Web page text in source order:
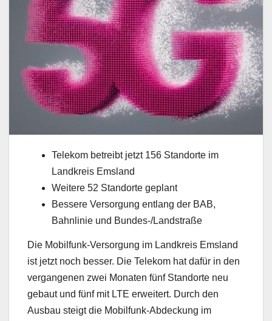
Telekom betreibt jetzt 156 Standorte im
Landkreis Emsland
Weitere 52 Standorte geplant
Bessere Versorgung entlang der BAB,
Bahnlinie und Bundes-/Landstraße
Die Mobilfunk-Versorgung im Landkreis Emsland
ist jetzt noch besser. Die Telekom hat dafür in den
vergangenen zwei Monaten fünf Standorte neu
gebaut und fünf mit LTE erweitert. Durch den
Ausbau steigt die Mobilfunk-Abdeckung im